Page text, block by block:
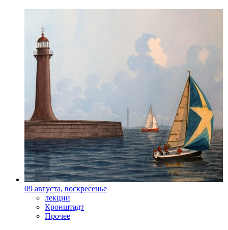
09 августа, воскресенье
лекции
Кронштадт
Прочее